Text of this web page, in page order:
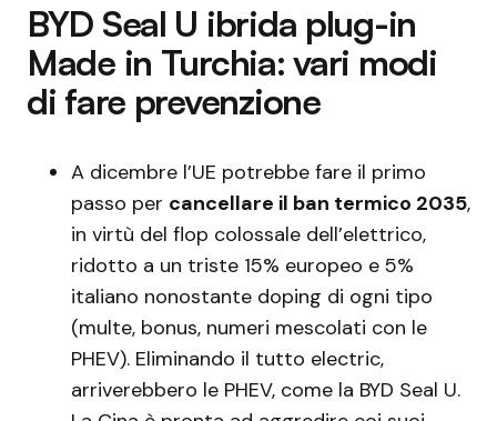
BYD Seal U ibrida plug-in
Made in Turchia: vari modi
di fare prevenzione
A dicembre l’UE potrebbe fare il primo
passo per cancellare il ban termico 2035,
in virtù del flop colossale dell’elettrico,
ridotto a un triste 15% europeo e 5%
italiano nonostante doping di ogni tipo
(multe, bonus, numeri mescolati con le
PHEV). Eliminando il tutto electric,
arriverebbero le PHEV, come la BYD Seal U.